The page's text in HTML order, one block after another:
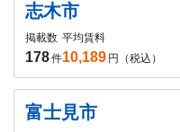
志木市
掲載数
178件
平均賃料
10,189 円（税込）
富士見市